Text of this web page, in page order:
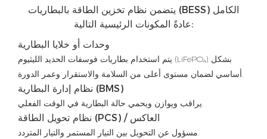
يتضمن نظام تخزين الطاقة بالبطاريات (BESS) الكامل
عادةً المكونات الرئيسية التالية:
وحدات أو خلايا البطارية
يتم استخدام بطاريات فوسفات الحديد الليثيوم (LiFePO₄) بشكل
أساسي لضمان مستوى أعلى من السلامة والاستقرار وعمر الدورة.
نظام إدارة البطارية (BMS)
يراقب ويوازن ويحمي حالة البطارية في الوقت الفعلي.
نظام تحويل الطاقة (PCS) / العاكس
مسؤول عن التحويل بين التيار المستمر والتيار المتردد.